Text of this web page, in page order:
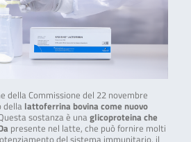
della Commissione del 22 novembre
della lattoferrina bovina come nuovo
sostanza è una glicoproteina che
presente nel latte, che può fornire molti